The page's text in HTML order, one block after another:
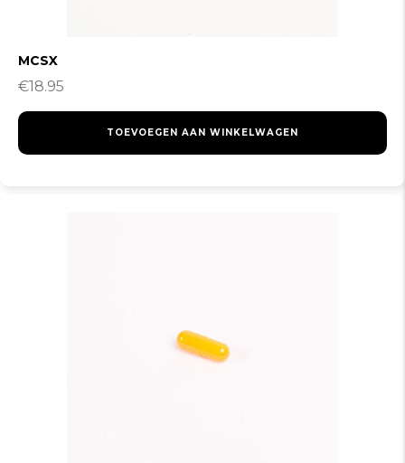
MCSX
€18.95
TOEVOEGEN AAN WINKELWAGEN